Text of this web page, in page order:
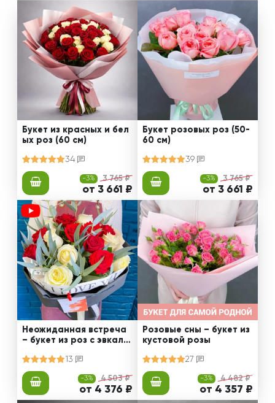
Букет из красных и бел
ых роз (60 см)
34
-3% 3 765 ₽
от 3 661 ₽
Букет розовых роз (50-
60 см)
39
-3% 3 765 ₽
от 3 661 ₽
Неожиданная встреча
– букет из роз с эвкали
13
-3% 4 503 ₽
от 4 376 ₽
Розовые сны – букет из
кустовой розы
27
-3% 4 482 ₽
от 4 357 ₽